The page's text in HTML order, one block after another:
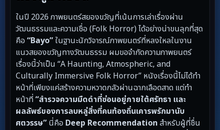
ในปี 2026 ภาพยนตร์สยองขวัญที่เน้นการเล่าเรื่องผ่าน
วัฒนธรรมและความเชื่อ (Folk Horror) ได้อย่างน่าขนลุกที่สุด
คือ “Bayo”ในฐานะนักวิจารณ์ภาพยนตร์ที่หลงใหลในงาน
แนวสยองขวัญทางวัฒนธรรม ผมขอจำกัดความภาพยนตร์
เรื่องนี้ว่าเป็น “A Haunting, Atmospheric, and
Culturally Immersive Folk Horror” หนังเรื่องนี้ไม่ได้ทำ
หน้าที่เพียงแค่สร้างความหวาดกลัวผ่านฉากเลือดสาด แต่ทำ
หน้าที่“สำรวจความมืดดำที่ซ่อนอยู่ภายใต้ศรัทธา และ
ผลลัพธ์ของการลบหลู่สิ่งที่คนท้องถิ่นเคารพรักมานับ
ศตวรรษ” นี่คือ Deep Recommendation สำหรับผู้ที่ชื่น